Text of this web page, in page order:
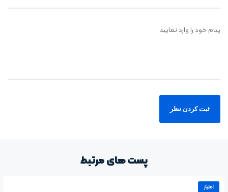
پیام خود را وارد نمایید
پست های مرتبط
امتیاز